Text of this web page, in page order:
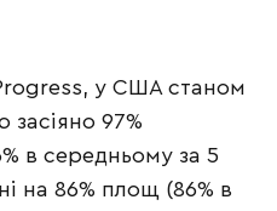
у США станом
засіяно 97%
в середньому за 5
на 86% площ (86% в